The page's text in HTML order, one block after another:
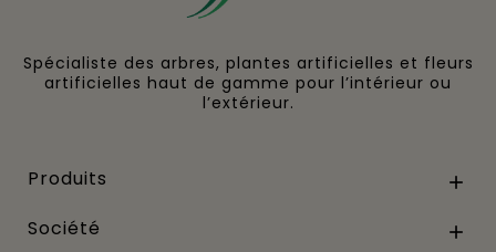
Spécialiste des arbres, plantes artificielles et fleurs
artificielles haut de gamme pour l’intérieur ou
l’extérieur.
Produits 
Société 